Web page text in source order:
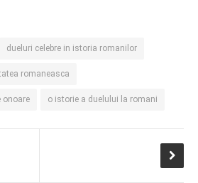
dueluri celebre in istoria romanilor
romaneasca
onoare o istorie a duelului la romani